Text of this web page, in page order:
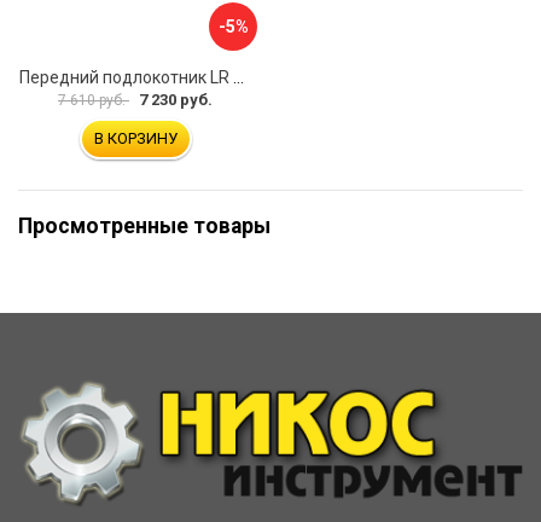
-5%
7 610 руб. 7 230 руб.
В КОРЗИНУ
Просмотренные товары